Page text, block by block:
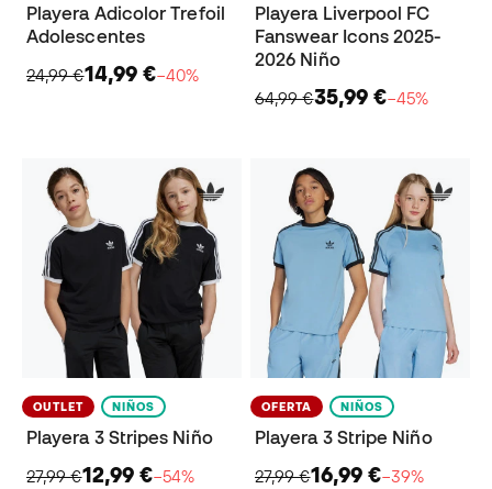
Playera Adicolor Trefoil
Adolescentes
24,99 €14,99 €−40%
Playera Liverpool FC
Fanswear Icons 2025-
2026 Niño
64,99 €35,99 €−45%
OUTLET NIÑOS
Playera 3 Stripes Niño
27,99 €12,99 €−54%
OFERTA NIÑOS
Playera 3 Stripe Niño
27,99 €16,99 €−39%